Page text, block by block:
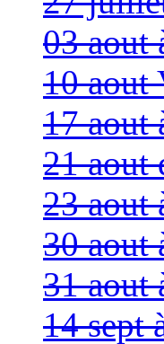
03 aout
10 aout
17 aout
21 aout
23 aout
30 aout
31 aout
14 sept